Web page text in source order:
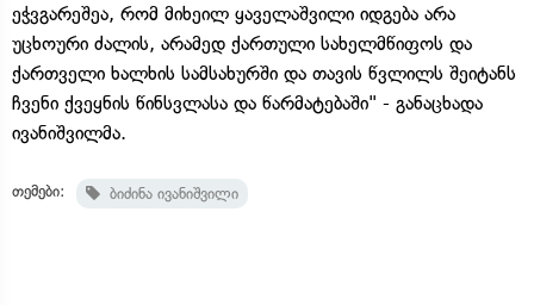
ეჭვგარეშეა, რომ მიხეილ ყაველაშვილი იდგება არა
უცხოური ძალის, არამედ ქართული სახელმწიფოს და
ქართველი ხალხის სამსახურში და თავის წვლილს შეიტანს
ჩვენი ქვეყნის წინსვლასა და წარმატებაში" - განაცხადა
ივანიშვილმა.
თემები: ბიძინა ივანიშვილი